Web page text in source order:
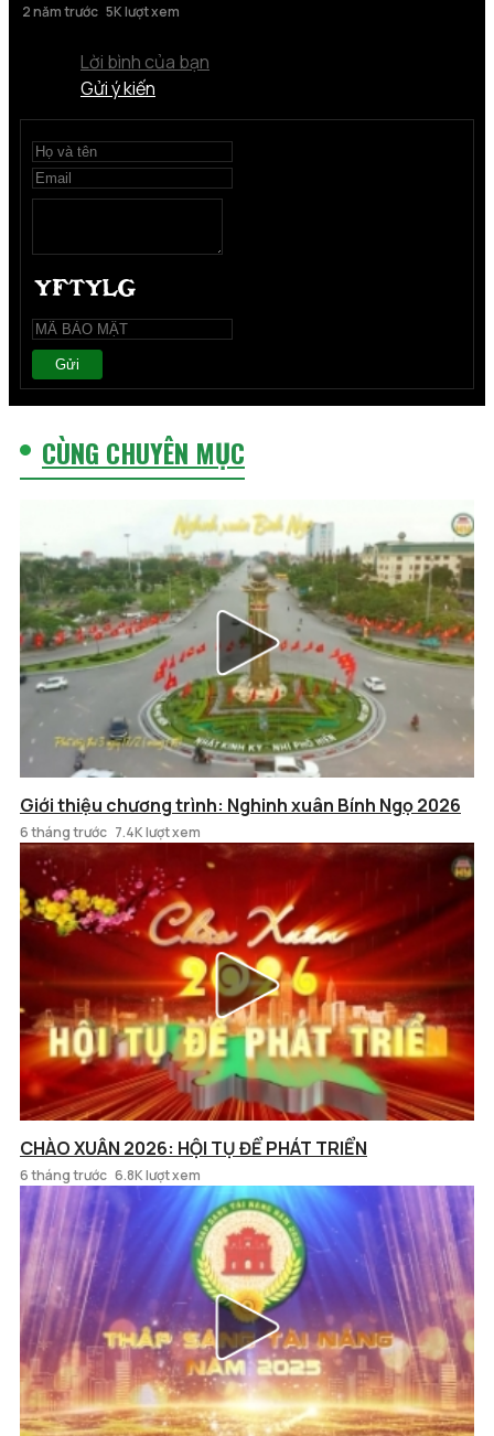
2 năm trước 5K lượt xem
Lời bình của bạn
Gửi ý kiến
Gửi
CÙNG CHUYÊN MỤC
Giới thiệu chương trình: Nghinh xuân Bính Ngọ 2026
6 tháng trước 7.4K lượt xem
CHÀO XUÂN 2026: HỘI TỤ ĐỂ PHÁT TRIỂN
6 tháng trước 6.8K lượt xem